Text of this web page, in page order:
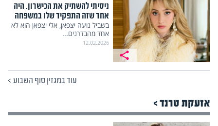
ניסיתי להשתיק את הכישרון. היה
אחד שזה התפקיד שלו במשפחה
בשביל נועה יצפאן, אלי יצפאן הוא לא
אחד מהבדרנים...
12.02.2026
עוד במגזין סוף השבוע>
אזעקת טרנד >